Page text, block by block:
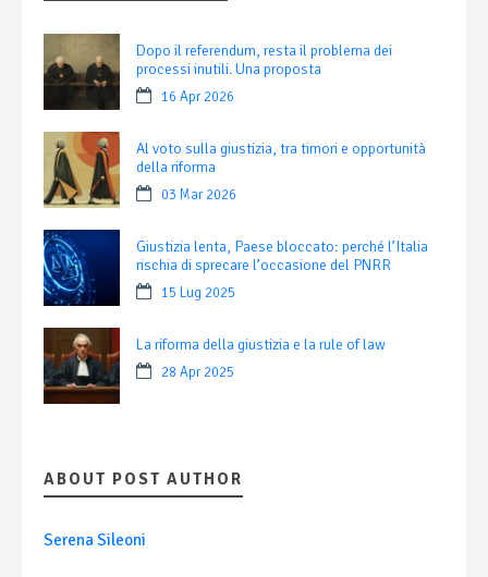
Dopo il referendum, resta il problema dei
processi inutili. Una proposta
16 Apr 2026
Al voto sulla giustizia, tra timori e opportunità
della riforma
03 Mar 2026
Giustizia lenta, Paese bloccato: perché l’Italia
rischia di sprecare l’occasione del PNRR
15 Lug 2025
La riforma della giustizia e la rule of law
28 Apr 2025
ABOUT POST AUTHOR
Serena Sileoni